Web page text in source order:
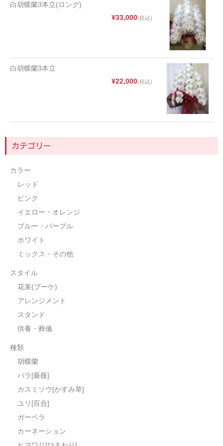
白胡蝶蘭3本立(ロング)
¥33,000(税込)
白胡蝶蘭3本立
¥22,000(税込)
カテゴリー
カラー
レッド
ピンク
イエロー・オレンジ
ブルー・パープル
ホワイト
ミックス・その他
スタイル
花束(ブーケ)
アレンジメント
スタンド
供養・葬儀
種類
胡蝶蘭
バラ[薔薇]
カスミソウ[かすみ草]
ユリ[百合]
ガーベラ
カーネーション